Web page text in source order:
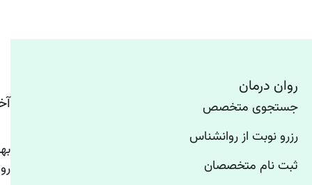
روان درمان
جستجوی متخصص
رزرو نوبت از روانشناس
ثبت نام متخصصان